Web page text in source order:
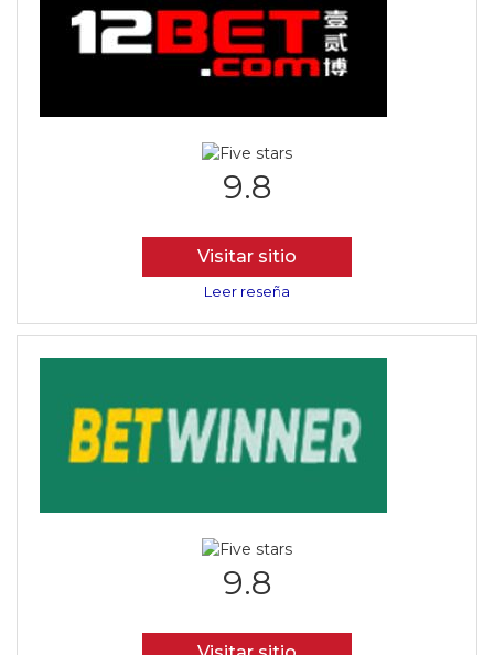
9.8
Visitar sitio
Leer reseña
9.8